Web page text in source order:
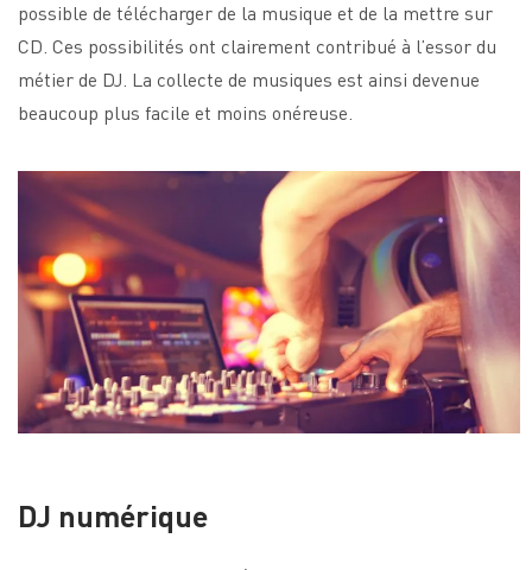
possible de télécharger de la musique et de la mettre sur
CD. Ces possibilités ont clairement contribué à l’essor du
métier de DJ. La collecte de musiques est ainsi devenue
beaucoup plus facile et moins onéreuse.
DJ numérique